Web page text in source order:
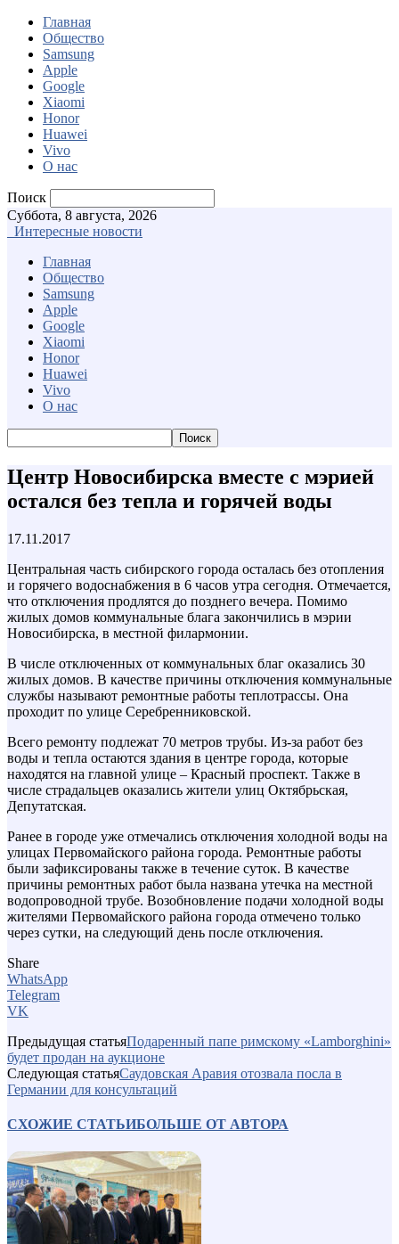
Главная
Общество
Samsung
Apple
Google
Xiaomi
Honor
Huawei
Vivo
О нас
Поиск
Суббота, 8 августа, 2026
Интересные новости
Главная
Общество
Samsung
Apple
Google
Xiaomi
Honor
Huawei
Vivo
О нас
Центр Новосибирска вместе с мэрией
остался без тепла и горячей воды
17.11.2017
Центральная часть сибирского города осталась без отопления
и горячего водоснабжения в 6 часов утра сегодня. Отмечается,
что отключения продлятся до позднего вечера. Помимо
жилых домов коммунальные блага закончились в мэрии
Новосибирска, в местной филармонии.
В числе отключенных от коммунальных благ оказались 30
жилых домов. В качестве причины отключения коммунальные
службы называют ремонтные работы теплотрассы. Она
проходит по улице Серебренниковской.
Всего ремонту подлежат 70 метров трубы. Из-за работ без
воды и тепла остаются здания в центре города, которые
находятся на главной улице – Красный проспект. Также в
числе страдальцев оказались жители улиц Октябрьская,
Депутатская.
Ранее в городе уже отмечались отключения холодной воды на
улицах Первомайского района города. Ремонтные работы
были зафиксированы также в течение суток. В качестве
причины ремонтных работ была названа утечка на местной
водопроводной трубе. Возобновление подачи холодной воды
жителями Первомайского района города отмечено только
через сутки, на следующий день после отключения.
Share
WhatsApp
Telegram
VK
Предыдущая статьяПодаренный папе римскому «Lamborghini»
будет продан на аукционе
Следующая статьяСаудовская Аравия отозвала посла в
Германии для консультаций
СХОЖИЕ СТАТЬИБОЛЬШЕ ОТ АВТОРА